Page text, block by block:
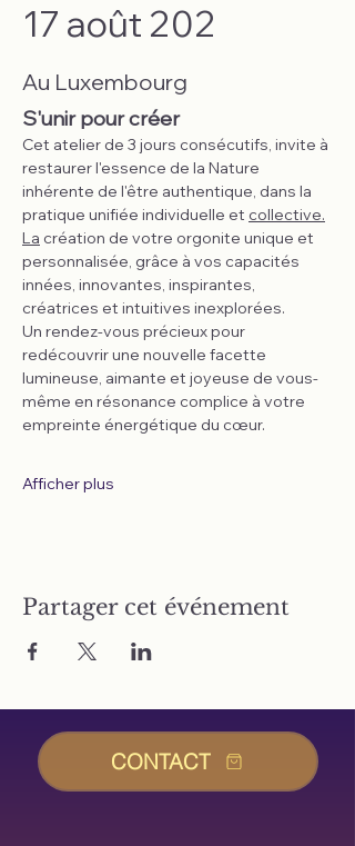
17 août 202
Au Luxembourg
S'unir pour créer
Cet atelier de 3 jours consécutifs, invite à
restaurer l'essence de la Nature
inhérente de l'être authentique, dans la
pratique unifiée individuelle et collective.
La création de votre orgonite unique et
personnalisée, grâce à vos capacités
innées, innovantes, inspirantes,
créatrices et intuitives inexplorées.
Un rendez-vous précieux pour
redécouvrir une nouvelle facette
lumineuse, aimante et joyeuse de vous-
même en résonance complice à votre
empreinte énergétique du cœur.
Afficher plus
Partager cet événement
CONTACT